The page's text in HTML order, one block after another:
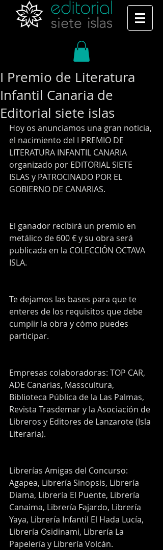
I Premio de Literatura
Infantil Canaria de
Editorial siete islas
Hoy os anunciamos una gran noticia,
el nacimiento del I PREMIO DE
LITERATURA INFANTIL CANARIA
organizado por EDITORIAL SIETE
ISLAS y PATROCINADO POR EL
GOBIERNO DE CANARIAS.
El ganador recibirá un premio en
metálico de 600 € y su obra será
publicada en la COLECCIÓN OCTAVA
ISLA.
Te dejamos las bases para que te
enteres de los requisitos que debe
cumplir la obra y cómo puedes
participar.
Empresas colaboradoras: TOP CAR,
ADE Canarias, Masscultura,
Biblioteca Pública de la Las Palmas,
Revista Trasdemar y la Asociación de
Libreros y Editores de Lanzarote (Isla
Literaria).
Librerías Amigas del Concurso:
Agapea, Librería Sinopsis, Librería
Diama, Librería El Puente, Librería
Canaima, Librería Fajardo, Librería
Yaya, Librería Infantil El Hada Lucía,
Librería Osidinami, Librería La
Papelería y Librería Volcán.